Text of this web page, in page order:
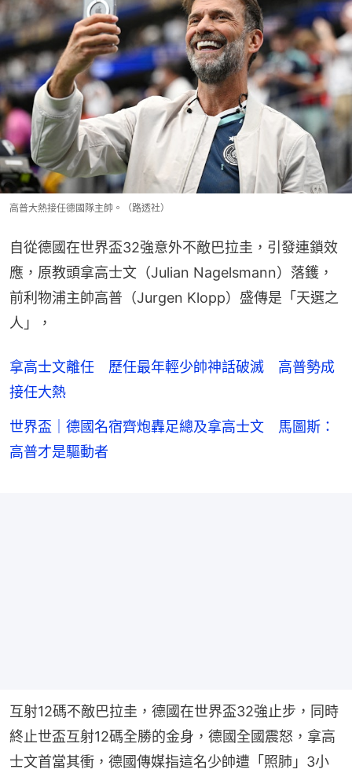
高普大熱接任德國隊主帥。（路透社）
自從德國在世界盃32強意外不敵巴拉圭，引發連鎖效
應，原教頭拿高士文（Julian Nagelsmann）落鑊，
前利物浦主帥高普（Jurgen Klopp）盛傳是「天選之
人」，
拿高士文離任 歷任最年輕少帥神話破滅 高普勢成
接任大熱
世界盃｜德國名宿齊炮轟足總及拿高士文 馬圖斯：
高普才是驅動者
互射12碼不敵巴拉圭，德國在世界盃32強止步，同時
終止世盃互射12碼全勝的金身，德國全國震怒，拿高
士文首當其衝，德國傳媒指這名少帥遭「照肺」3小